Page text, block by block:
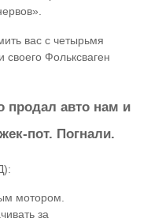
вас с четырьмя
Фольксваген
продал авто нам и
пот. Погнали.
мотором.
за